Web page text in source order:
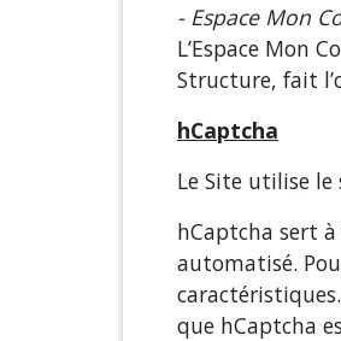
- Espace Mon
L’Espace Mon
Structure, fait
hCaptcha
Le Site utilise
hCaptcha sert
automatisé.
que hCaptcha